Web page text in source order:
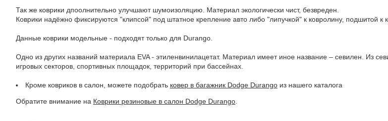
Так же коврики дпоолнительно улучшают шумоизоляцию. Материал экологически чист, безвреден.
Коврики надёжно фиксируются "клипсой" под штатное крепление авто либо "липучкой" к ковролину, подшитой к
Данные коврики модельные - подходят только для Durango.
Одно из других названий материала EVA - этиленвинилацетат. Материал имеет иное название – севилен. Из
игровых секторов, спортивных площадок, территорий при бассейнах.
Кроме ковриков в салон, можете подобрать ковер в багажник Dodge Durango из нашего каталога
Обратите внимание на Коврики резиновые в салон Dodge Durango